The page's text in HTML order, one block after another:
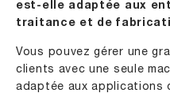
est-elle adaptée aux
traitance et de
Vous pouvez gérer une
clients avec une seule
adaptée aux applications